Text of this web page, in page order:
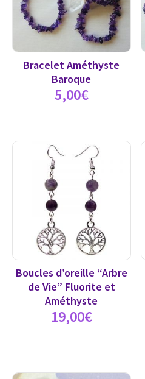
Bracelet Améthyste
Baroque
5,00€
Boucles d’oreille “Arbre
de Vie” Fluorite et
Améthyste
19,00€